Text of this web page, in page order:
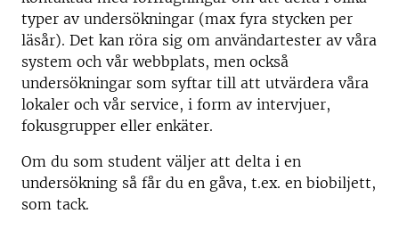
typer av undersökningar (max fyra stycken per
läsår). Det kan röra sig om användartester av våra
system och vår webbplats, men också
undersökningar som syftar till att utvärdera våra
lokaler och vår service, i form av intervjuer,
fokusgrupper eller enkäter.
Om du som student väljer att delta i en
undersökning så får du en gåva, t.ex. en biobiljett,
som tack.